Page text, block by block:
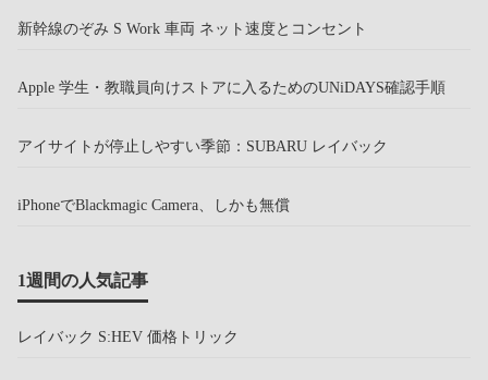
新幹線のぞみ S Work 車両 ネット速度とコンセント
Apple 学生・教職員向けストアに入るためのUNiDAYS確認手順
アイサイトが停止しやすい季節：SUBARU レイバック
iPhoneでBlackmagic Camera、しかも無償
1週間の人気記事
レイバック S:HEV 価格トリック